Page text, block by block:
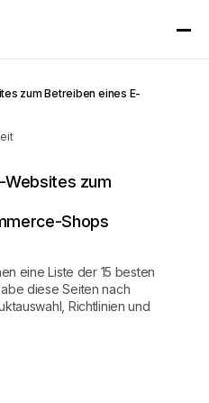
zum Betreiben eines E-
Websites zum
Shops
eine Liste der 15 besten
diese Seiten nach
Richtlinien und